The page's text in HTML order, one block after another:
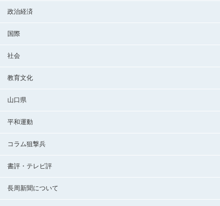
政治経済
国際
社会
教育文化
山口県
平和運動
コラム狙撃兵
書評・テレビ評
長周新聞について